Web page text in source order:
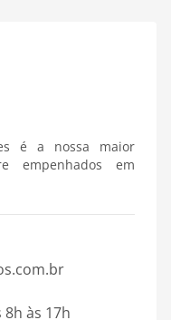
é a nossa maior
empenhados em
8h às 17h